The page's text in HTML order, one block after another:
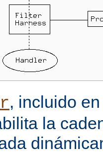
, incluido
la